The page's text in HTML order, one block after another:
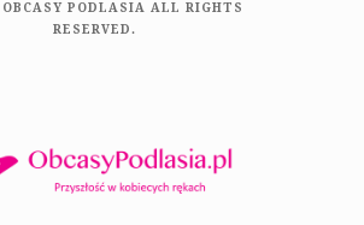
PODLASIA ALL RIGHTS
RESERVED.